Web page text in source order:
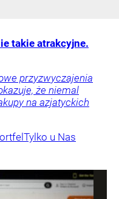
takie atrakcyjne.
przyzwyczajenia
że niemal
na azjatyckich
Tylko u Nas